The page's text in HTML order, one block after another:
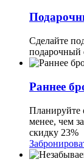
Сделайте
подарочный
Раннее
Планируйте
менее, чем
скидку 23%